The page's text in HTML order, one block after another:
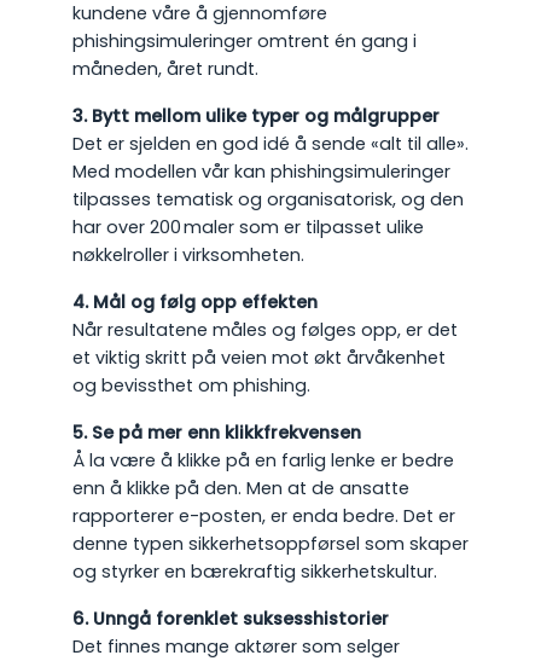
kundene våre å gjennomføre
phishingsimuleringer omtrent én gang i
måneden, året rundt.
3. Bytt mellom ulike typer og målgrupper
Det er sjelden en god idé å sende «alt til alle».
Med modellen vår kan phishingsimuleringer
tilpasses tematisk og organisatorisk, og den
har over 200 maler som er tilpasset ulike
nøkkelroller i virksomheten.
4. Mål og følg opp effekten
Når resultatene måles og følges opp, er det
et viktig skritt på veien mot økt årvåkenhet
og bevissthet om phishing.
5. Se på mer enn klikkfrekvensen
Å la være å klikke på en farlig lenke er bedre
enn å klikke på den. Men at de ansatte
rapporterer e-posten, er enda bedre. Det er
denne typen sikkerhetsoppførsel som skaper
og styrker en bærekraftig sikkerhetskultur.
6. Unngå forenklet suksesshistorier
Det finnes mange aktører som selger